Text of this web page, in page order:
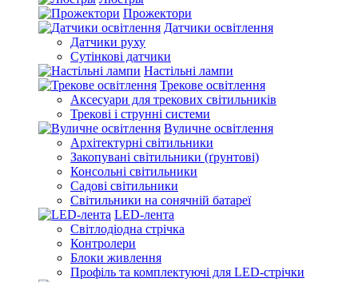
Прожектори
Датчики освітлення
Датчики руху
Сутінкові датчики
Настільні лампи
Трекове освітлення
Аксесуари для трекових світильників
Трекові і струнні системи
Вуличне освітлення
Архітектурні світильники
Закопувані світильники (ґрунтові)
Консольні світильники
Садові світильники
Світильники на сонячній батареї
LED-лента
Світлодіодна стрічка
Контролери
Блоки живлення
Профіль та комплектуючі для LED-стрічки